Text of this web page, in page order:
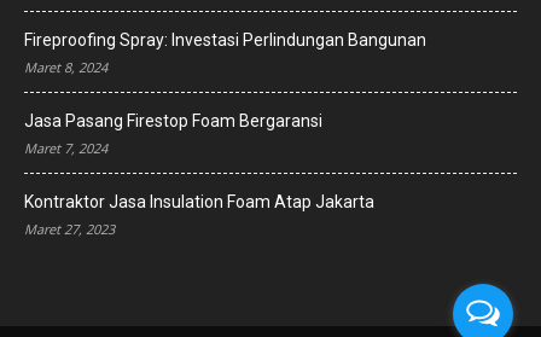
Fireproofing Spray: Investasi Perlindungan Bangunan
Maret 8, 2024
Jasa Pasang Firestop Foam Bergaransi
Maret 7, 2024
Kontraktor Jasa Insulation Foam Atap Jakarta
Maret 27, 2023